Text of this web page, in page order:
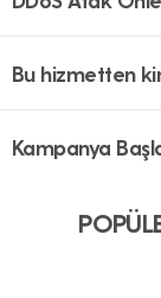
Bu hizmetten
Kampanya